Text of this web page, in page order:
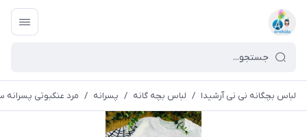
لباس بچگانه نی نی آرشیدا / لباس بچه گانه / پسرانه / مرد عنکبوتی پسرانه